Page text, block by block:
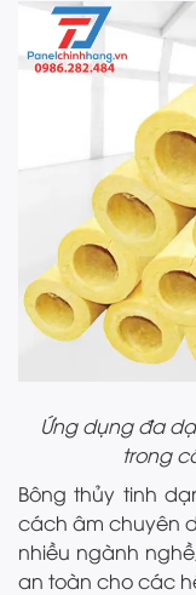
Ứng dụng đa
trong
Bông thủy tinh
cách âm chuyên
nhiều ngành
an toàn cho các